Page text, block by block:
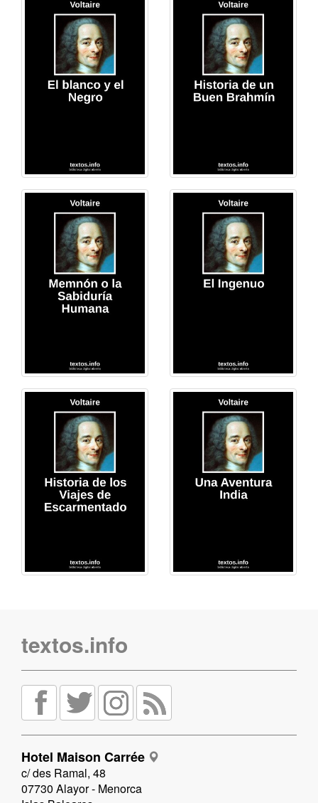
textos.info
Hotel Maison Carrée
c/ des Ramal, 48
07730 Alayor - Menorca